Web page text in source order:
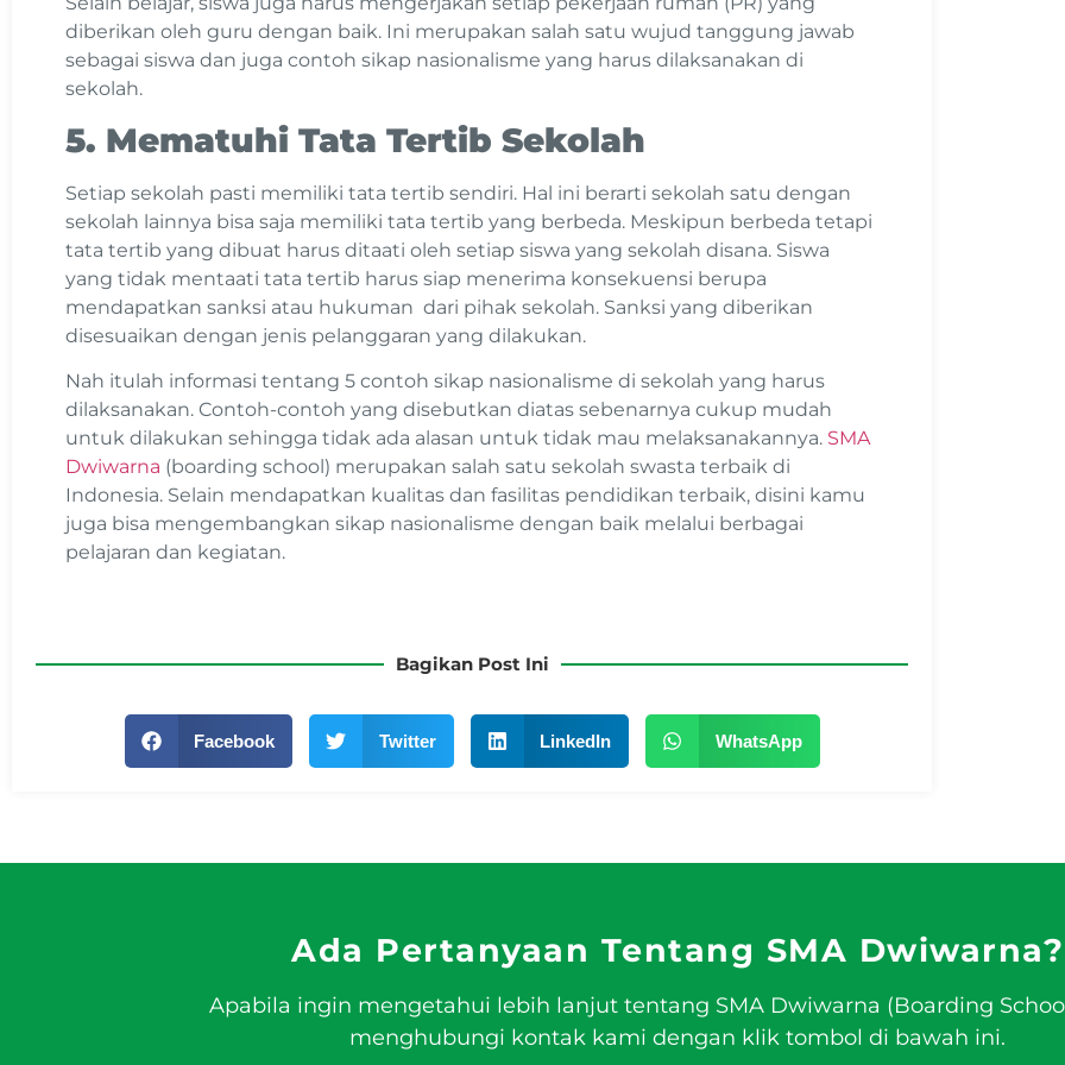
diberikan oleh guru dengan baik. Ini merupakan salah satu wujud tanggung jawab
sebagai siswa dan juga contoh sikap nasionalisme yang harus dilaksanakan di
sekolah.
5. Mematuhi Tata Tertib Sekolah
Setiap sekolah pasti memiliki tata tertib sendiri. Hal ini berarti sekolah satu dengan
sekolah lainnya bisa saja memiliki tata tertib yang berbeda. Meskipun berbeda tetapi
tata tertib yang dibuat harus ditaati oleh setiap siswa yang sekolah disana. Siswa
yang tidak mentaati tata tertib harus siap menerima konsekuensi berupa
mendapatkan sanksi atau hukuman dari pihak sekolah. Sanksi yang diberikan
disesuaikan dengan jenis pelanggaran yang dilakukan.
Nah itulah informasi tentang 5 contoh sikap nasionalisme di sekolah yang harus
dilaksanakan. Contoh-contoh yang disebutkan diatas sebenarnya cukup mudah
untuk dilakukan sehingga tidak ada alasan untuk tidak mau melaksanakannya. SMA
Dwiwarna (boarding school) merupakan salah satu sekolah swasta terbaik di
Indonesia. Selain mendapatkan kualitas dan fasilitas pendidikan terbaik, disini kamu
juga bisa mengembangkan sikap nasionalisme dengan baik melalui berbagai
pelajaran dan kegiatan.
Bagikan Post Ini
Facebook Twitter LinkedIn WhatsApp
Ada Pertanyaan Tentang SMA Dwiwarna?
Apabila ingin mengetahui lebih lanjut tentang SMA Dwiwarna (Boarding
menghubungi kontak kami dengan klik tombol di bawah ini.